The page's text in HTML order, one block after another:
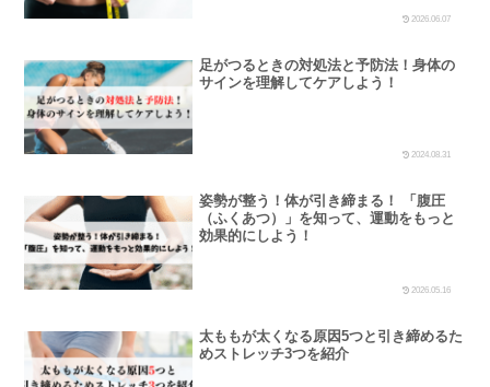
2026.06.07
足がつるときの対処法と予防法！身体の
サインを理解してケアしよう！
2024.08.31
姿勢が整う！体が引き締まる！ 「腹圧
（ふくあつ）」を知って、運動をもっと
効果的にしよう！
2026.05.16
太ももが太くなる原因5つと引き締めるた
めストレッチ3つを紹介